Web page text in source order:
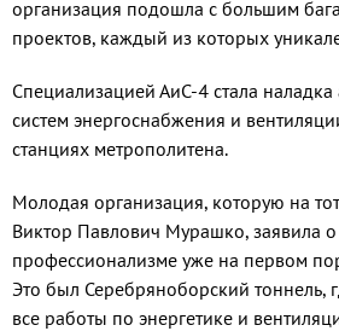
организация подошла с большим
проектов, каждый из которых
Специализацией АиС-4 стала
систем энергоснабжения и
станциях метрополитена.
Молодая организация, которую на
Виктор Павлович Мурашко, заявила
профессионализме уже на первом
Это был Серебряноборский тоннель,
все работы по энергетике и